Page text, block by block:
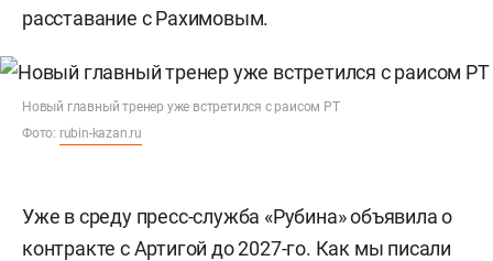
расставание с Рахимовым.
Новый главный тренер уже встретился с раисом РТ
Фото: rubin-kazan.ru
Уже в среду пресс-служба «Рубина» объявила о
контракте с Артигой до 2027-го. Как мы писали